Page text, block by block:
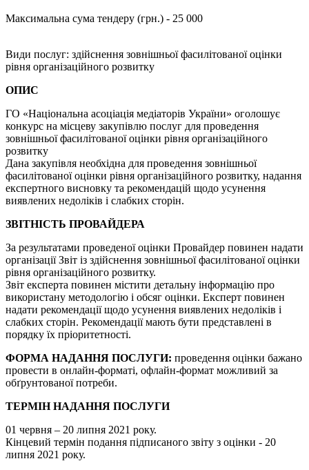
Максимальна сума тендеру (грн.) - 25 000
Види послуг: здійснення зовнішньої фасилітованої оцінки
рівня організаційного розвитку
ОПИС
ГО «Національна асоціація медіаторів України» оголошує
конкурс на місцеву закупівлю послуг для проведення
зовнішньої фасилітованої оцінки рівня організаційного
розвитку
Дана закупівля необхідна для проведення зовнішньої
фасилітованої оцінки рівня організаційного розвитку, надання
експертного висновку та рекомендацій щодо усунення
виявлених недоліків і слабких сторін.
ЗВІТНІСТЬ ПРОВАЙДЕРА
За результатами проведеної оцінки Провайдер повинен надати
організації Звіт із здійснення зовнішньої фасилітованої оцінки
рівня організаційного розвитку.
Звіт експерта повинен містити детальну інформацію про
використану методологію і обсяг оцінки. Експерт повинен
надати рекомендації щодо усунення виявлених недоліків і
слабких сторін. Рекомендації мають бути представлені в
порядку їх пріоритетності.
ФОРМА НАДАННЯ ПОСЛУГИ: проведення оцінки бажано
провести в онлайн-форматі, офлайн-формат можливий за
обґрунтованої потреби.
ТЕРМІН НАДАННЯ ПОСЛУГИ
01 червня – 20 липня 2021 року.
Кінцевий термін подання підписаного звіту з оцінки - 20
липня 2021 року.